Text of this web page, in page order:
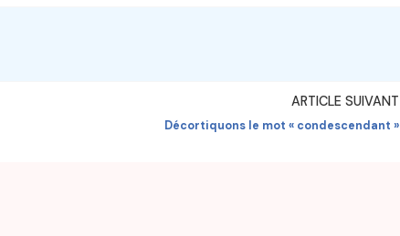
ARTICLE SUIVANT
Décortiquons le mot « condescendant »